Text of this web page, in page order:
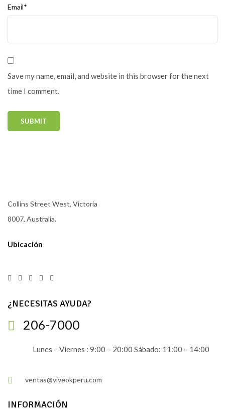
Email*
Save my name, email, and website in this browser for the next
time I comment.
Collins Street West, Victoria
8007, Australia.
Ubicación
¿NECESITAS AYUDA?
206-7000
Lunes – Viernes : 9:00 – 20:00 Sábado: 11:00 – 14:00
ventas@viveokperu.com
INFORMACIÓN